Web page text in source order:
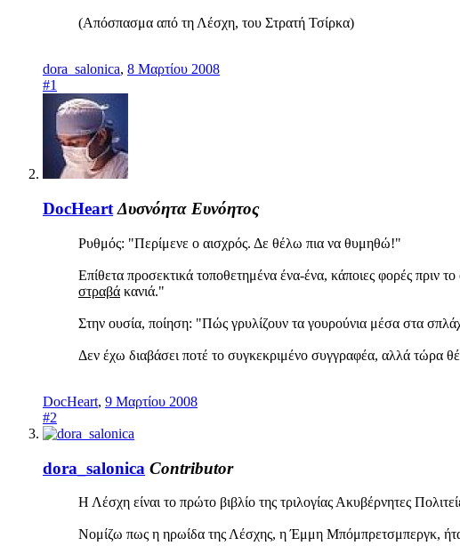
(Απόσπασμα από τη Λέσχη, του Στρατή Τσίρκα)
dora_salonica, 8 Μαρτίου 2008
#1
DocHeart Δυσνόητα Ευνόητος
Ρυθμός: "Περίμενε ο αισχρός. Δε θέλω πια να θυμηθώ!"
Επίθετα προσεκτικά τοποθετημένα ένα-ένα, κάποιες φορές πριν
στραβά κανιά."
Στην ουσία, ποίηση: "Πώς γρυλίζουν τα γουρούνια μέσα στα
Δεν έχω διαβάσει ποτέ το συγκεκριμένο συγγραφέα, αλλά τώρα
DocHeart, 9 Μαρτίου 2008
#2
dora_salonica Contributor
Η Λέσχη είναι το πρώτο βιβλίο της τριλογίας Ακυβέρνητες
Νομίζω πως η ηρωίδα της Λέσχης, η Έμμη Μπόμπρετσμπεργκ,